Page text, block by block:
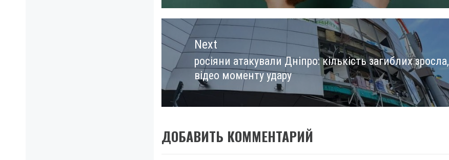
Next
Next
post:
росіяни атакували Дніпро: кількість загиблих зросла,
відео моменту удару
ДОБАВИТЬ КОММЕНТАРИЙ